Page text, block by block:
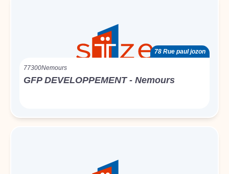
78 Rue paul jozon
77300Nemours
GFP DEVELOPPEMENT - Nemours